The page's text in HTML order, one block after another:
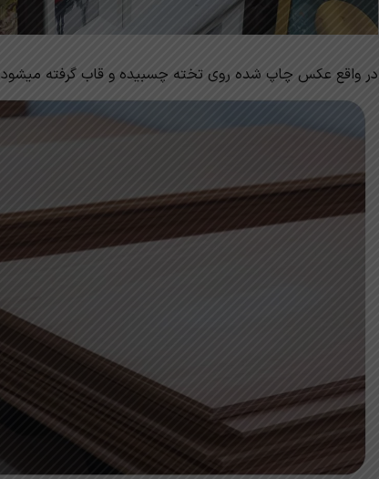
در واقع عکس چاپ شده روی تخته چسبیده و قاب گرفته میشود